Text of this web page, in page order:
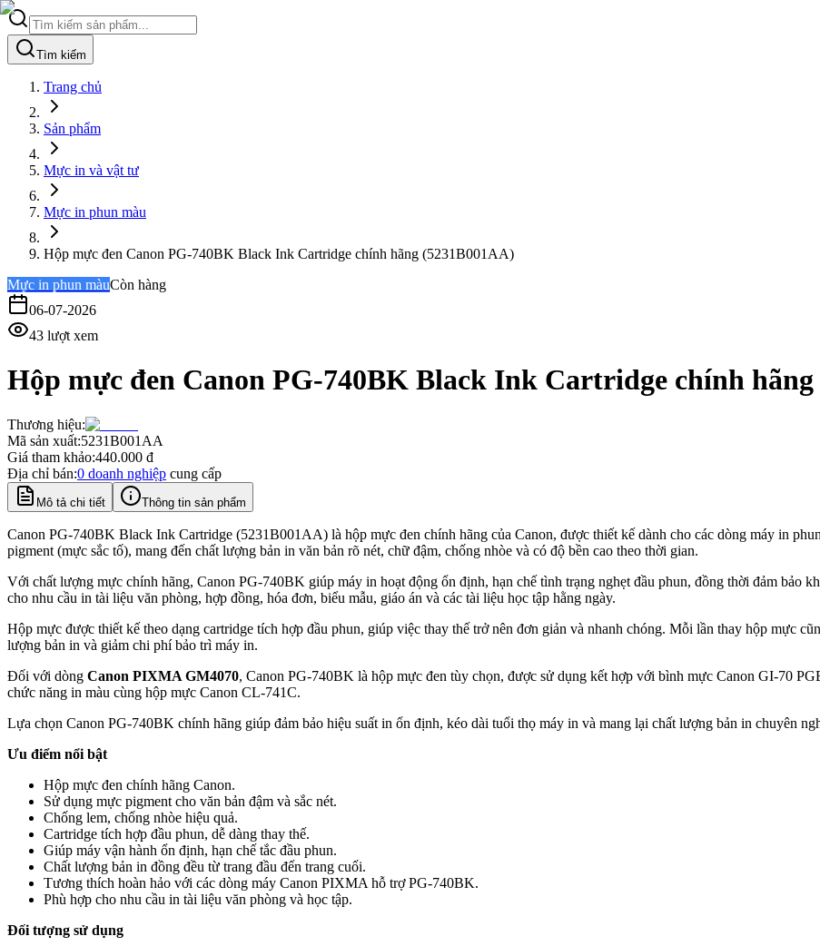
Tìm kiếm
Trang chủ
Sản phẩm
Mực in và vật tư
Mực in phun màu
Hộp mực đen Canon PG-740BK Black Ink Cartridge chính hãng (5231B001AA)
Mực in phun màuCòn hàng
06-07-2026
43 lượt xem
Hộp mực đen Canon PG-740BK Black Ink Cartridge chính hãng
Thương hiệu:
Mã sản xuất:5231B001AA
Giá tham khảo:440.000 đ
Địa chỉ bán:0 doanh nghiệp cung cấp
Mô tả chi tiết Thông tin sản phẩm
Canon PG-740BK Black Ink Cartridge (5231B001AA) là hộp mực đen chính hãng của Canon, được thiết kế dành cho các dòng máy in
pigment (mực sắc tố), mang đến chất lượng bản in văn bản rõ nét, chữ đậm, chống nhòe và có độ bền cao theo thời gian.
Với chất lượng mực chính hãng, Canon PG-740BK giúp máy in hoạt động ổn định, hạn chế tình trạng nghẹt đầu phun, đồng thời đảm bảo
cho nhu cầu in tài liệu văn phòng, hợp đồng, hóa đơn, biểu mẫu, giáo án và các tài liệu học tập hằng ngày.
Hộp mực được thiết kế theo dạng cartridge tích hợp đầu phun, giúp việc thay thế trở nên đơn giản và nhanh chóng. Mỗi lần thay hộp mực
lượng bản in và giảm chi phí bảo trì máy in.
Đối với dòng Canon PIXMA GM4070, Canon PG-740BK là hộp mực đen tùy chọn, được sử dụng kết hợp với bình mực Canon GI-70
chức năng in màu cùng hộp mực Canon CL-741C.
Lựa chọn Canon PG-740BK chính hãng giúp đảm bảo hiệu suất in ổn định, kéo dài tuổi thọ máy in và mang lại chất lượng bản in chuyên
Ưu điểm nổi bật
Hộp mực đen chính hãng Canon.
Sử dụng mực pigment cho văn bản đậm và sắc nét.
Chống lem, chống nhòe hiệu quả.
Cartridge tích hợp đầu phun, dễ dàng thay thế.
Giúp máy vận hành ổn định, hạn chế tắc đầu phun.
Chất lượng bản in đồng đều từ trang đầu đến trang cuối.
Tương thích hoàn hảo với các dòng máy Canon PIXMA hỗ trợ PG-740BK.
Phù hợp cho nhu cầu in tài liệu văn phòng và học tập.
Đối tượng sử dụng